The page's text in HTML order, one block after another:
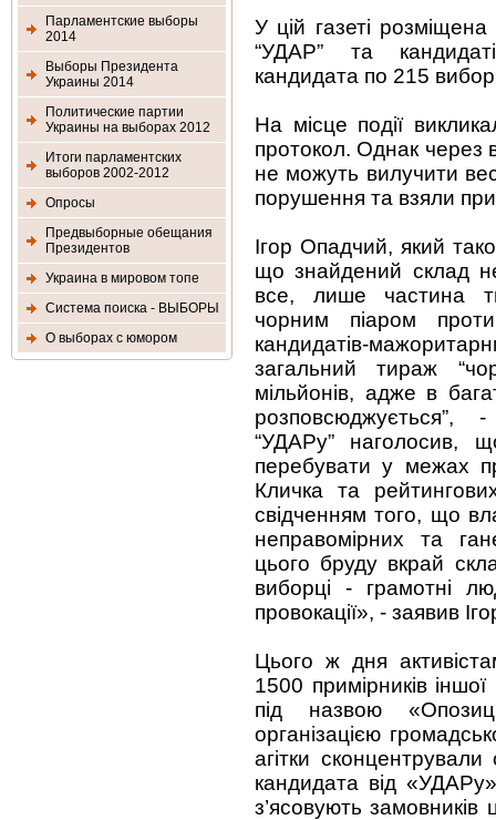
Парламентские выборы
2014
Выборы Президента
Украины 2014
Политические партии
Украины на выборах 2012
Итоги парламентских
выборов 2002-2012
Опросы
Предвыборные обещания
Президентов
Украина в мировом топе
Система поиска - ВЫБОРЫ
О выборах с юмором
У цій газеті
“УДАР” та
кандидата по 215
На місце події
протокол. Однак через
не можуть вилучити
порушення та взяли
Ігор Опадчий, який
що знайдений склад
все, лише частина
чорним піаром
кандидатів-
загальний тираж
мільйонів, адже в
розповсюджується”,
“УДАРу” наголосив,
перебувати у межах
Кличка та
свідченням того, що
неправомірних та
цього бруду вкрай
виборці - грамотні
провокації», - заявив
Цього ж дня
1500 примірників
під назвою
організацією
агітки
кандидата від
з’ясовують замовників